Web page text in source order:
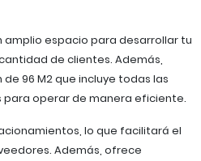
amplio espacio para desarrollar tu
de clientes. Además,
96 M2 que incluye todas las
operar de manera eficiente.
lo que facilitará el
Además, ofrece